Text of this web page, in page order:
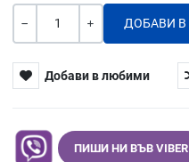
Количество
Добави в любими
ПИШИ НИ ВЪВ VIBER